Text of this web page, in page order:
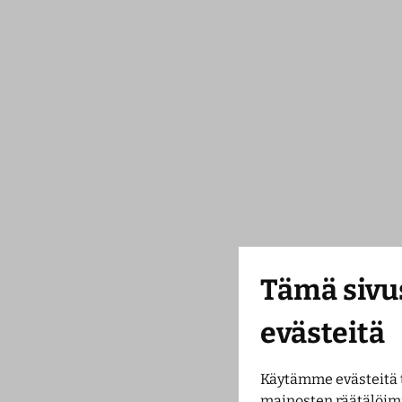
Tämä
evästeitä
Käytämme